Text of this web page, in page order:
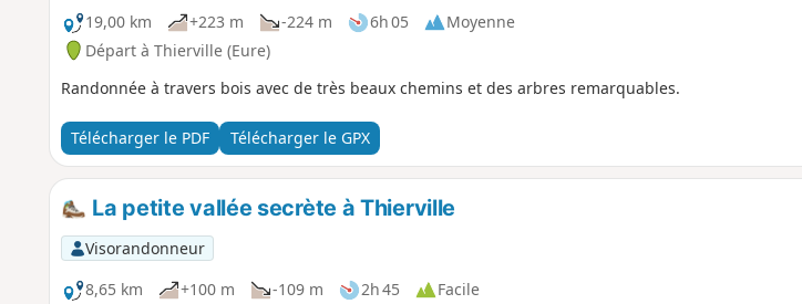
19,00 km
+223 m -224 m 6h 05
Moyenne
Départ à Thierville (Eure)
Randonnée à travers bois avec de très beaux chemins et des arbres remarquables.
Télécharger le PDF Télécharger le GPX
La petite vallée secrète à Thierville
Visorandonneur
8,65 km
+100 m -109 m 2h 45
Facile